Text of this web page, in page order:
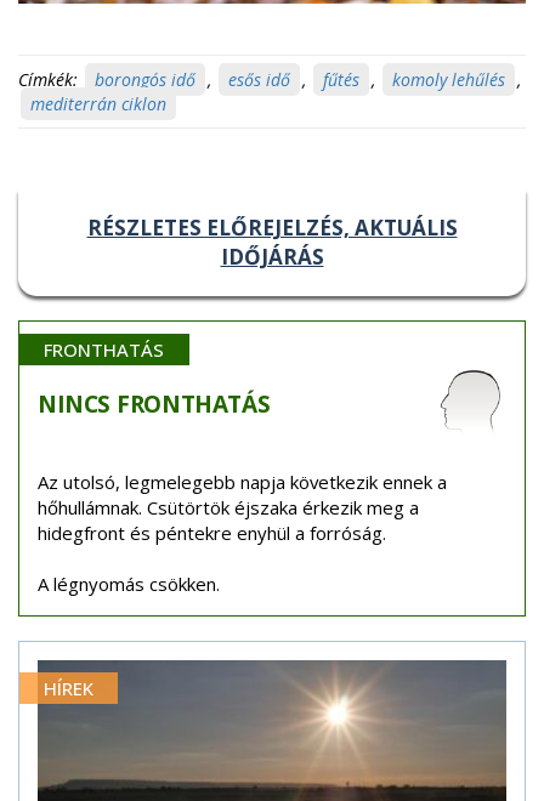
Címkék: borongós idő , esős idő , fűtés , komoly lehűlés ,
mediterrán ciklon
RÉSZLETES ELŐREJELZÉS, AKTUÁLIS
IDŐJÁRÁS
FRONTHATÁS
NINCS FRONTHATÁS
Az utolsó, legmelegebb napja következik ennek a
hőhullámnak. Csütörtök éjszaka érkezik meg a
hidegfront és péntekre enyhül a forróság.
A légnyomás csökken.
HÍREK